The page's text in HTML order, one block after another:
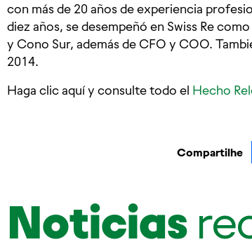
con más de 20 años de experiencia
diez años, se desempeñó en Swiss Re
y Cono Sur, además de CFO y COO.
2014.
Haga clic aquí y consulte todo el Hecho
Compartilhe
Noticias